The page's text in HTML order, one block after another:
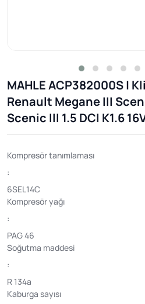
MAHLE ACP382000S |
Renault Megane III
Scenic III 1.5 DCI K1.6
Kompresör tanımlaması
:
6SEL14C
Kompresör yağı
:
PAG 46
Soğutma maddesi
:
R 134a
Kaburga sayısı